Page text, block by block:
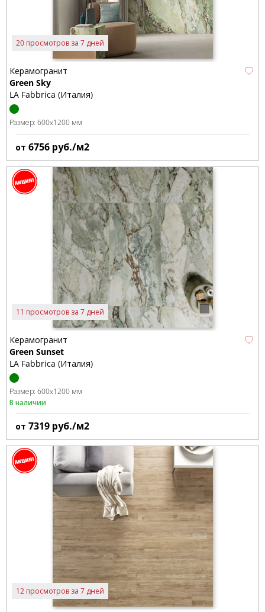
20 просмотров за 7 дней
Керамогранит
Green Sky
LA Fabbrica (Италия)
Размер: 600x1200 мм
от 6756 руб./м2
11 просмотров за 7 дней
Керамогранит
Green Sunset
LA Fabbrica (Италия)
Размер: 600x1200 мм
В наличии
от 7319 руб./м2
12 просмотров за 7 дней